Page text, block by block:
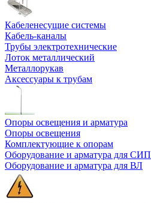
Кабеленесущие системы
Кабель-каналы
Трубы электротехнические
Лоток металлический
Металлорукав
Аксессуары к трубам
Опоры освещения и арматура
Опоры освещения
Комплектующие к опорам
Оборудование и арматура для СИП
Оборудование и арматура для ВЛ